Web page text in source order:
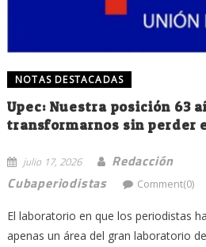
NOTAS DESTACADAS
Upec: Nuestra posición 63
transformarnos sin perder
julio 17, 2026
Redacción
Cubaperiodistas
Comment(0)
El laboratorio en que los periodistas
apenas un área del gran laboratorio